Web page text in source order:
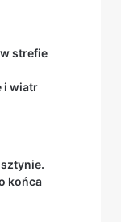
strefie
i wiatr
końca